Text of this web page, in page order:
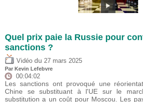
Quel prix paie la Russie pour
sanctions ?
Vidéo du 27 mars 2025
Par Kevin Lefebvre
00:04:02
Les sanctions ont provoqué une
Chine se substituant à l'UE sur le
substitution a un coût pour Moscou. Les